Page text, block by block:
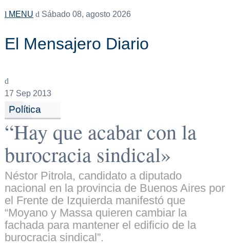
MENU Sábado 08, agosto 2026
El Mensajero Diario
17 Sep 2013
Política
“Hay que acabar con la
burocracia sindical»
Néstor Pitrola, candidato a diputado
nacional en la provincia de Buenos Aires por
el Frente de Izquierda manifestó que
“Moyano y Massa quieren cambiar la
fachada para mantener el edificio de la
burocracia sindical”.